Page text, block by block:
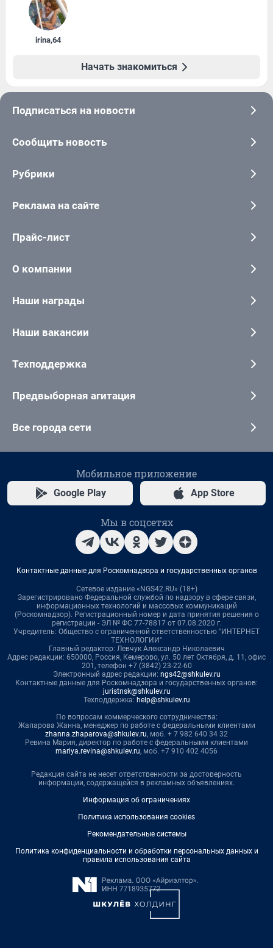
irina,64
Начать знакомиться
Подписаться на новости
Сообщить новость
Рубрики
Реклама на сайте
Прайс-лист
О компании
Наши награды
Наши вакансии
Техподдержка
Предвыборная агитация
Все города сети
Мобильное приложение
Google Play App Store
Мы в соцсетях
Контактные данные для Роскомнадзора и государственных органов
Сетевое издание «NGS42.RU» (18+)
Зарегистрировано Федеральной службой по надзору в сфере связи,
информационных технологий и массовых коммуникаций
(Роскомнадзор). Регистрационный номер и дата принятия решения о
регистрации - ЭЛ № ФС 77-78817 от 07.08.2020 г.
Учредитель: Общество с ограниченной ответственностью "ИНТЕРНЕТ
ТЕХНОЛОГИИ"
Главный редактор: Левчук Александр Николаевич
Адрес редакции: 650000, Россия, Кемерово, ул. 50 лет Октября, д. 11, офис
201, телефон +7 (3842) 23-22-60
Электронный адрес редакции: ngs42@shkulev.ru
Контактные данные для Роскомнадзора и государственных органов:
juristnsk@shkulev.ru
Техподдержка: help@shkulev.ru
По вопросам коммерческого сотрудничества:
Жапарова Жанна, менеджер по работе с федеральными клиентами
zhanna.zhaparova@shkulev.ru, моб. + 7 982 640 34 32
Ревина Мария, директор по работе с федеральными клиентами
mariya.revina@shkulev.ru, моб. +7 910 402 4056
Редакция сайта не несет ответственности за достоверность
информации, содержащейся в рекламных объявлениях.
Информация об ограничениях
Политика использования cookies
Рекомендательные системы
Политика конфиденциальности и обработки персональных данных и
правила использования сайта